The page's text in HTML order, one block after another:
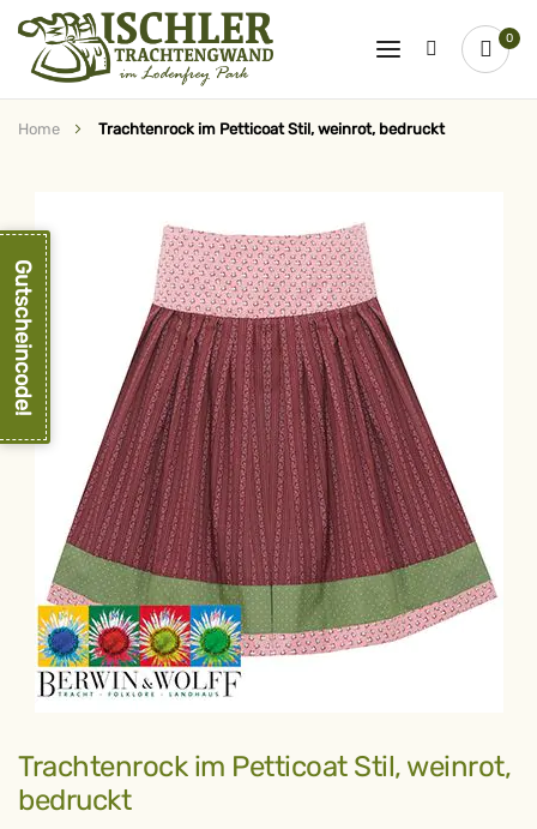
0
Home Trachtenrock im Petticoat Stil, weinrot, bedruckt
springen
Zum
Anfang
der
Bildergalerie
Trachtenrock im Petticoat Stil, weinrot,
bedruckt
Gutscheincode!